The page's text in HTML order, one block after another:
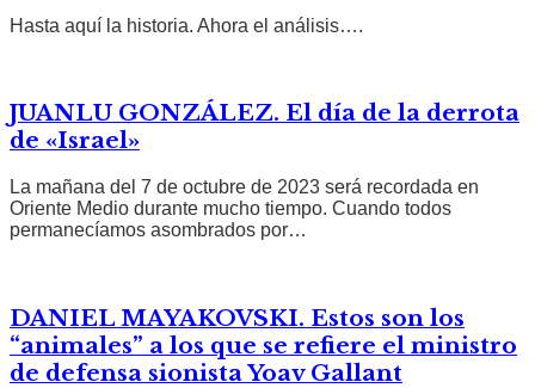
Hasta aquí la historia. Ahora el análisis….
JUANLU GONZÁLEZ. El día de la derrota
de «Israel»
La mañana del 7 de octubre de 2023 será recordada en
Oriente Medio durante mucho tiempo. Cuando todos
permanecíamos asombrados por…
DANIEL MAYAKOVSKI. Estos son los
“animales” a los que se refiere el ministro
de defensa sionista Yoav Gallant